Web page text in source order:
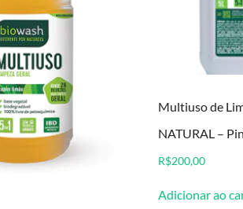
Multiuso de
NATURAL –
R$200,00
Adicionar ao